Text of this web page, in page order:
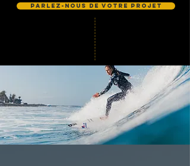
Parlez-nous de votre projet